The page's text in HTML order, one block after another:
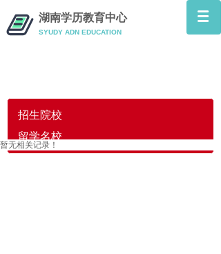
SYUDY ADN EDUCATION
湖南学历教育中心
招生院校
留学名校
暂无相关记录！